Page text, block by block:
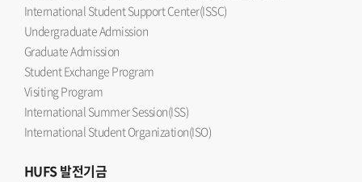
International Student Support Center(ISSC)
Undergraduate Admission
Graduate Admission
Student Exchange Program
Visiting Program
International Summer Session(ISS)
International Student Organization(ISO)
HUFS발전기금